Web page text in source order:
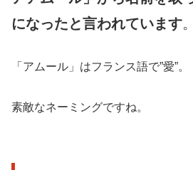
になったと言われています。
「アムール」はフランス語で”愛”。
素敵なネーミングですね。